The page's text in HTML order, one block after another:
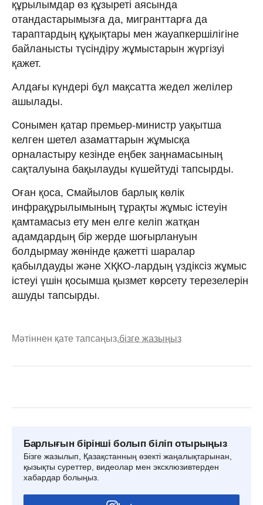
құрылымдар өз құзыреті аясында
отандастарымызға да, мигранттарға да
тараптардың құқықтары мен жауапкершілігіне
байланысты түсіндіру жұмыстарын жүргізуі
қажет.
Алдағы күндері бұл мақсатта жедел желілер
ашылады.
Сонымен қатар премьер-министр уақытша
келген шетел азаматтарын жұмысқа
орналастыру кезінде еңбек заңнамасының
сақталуына бақылауды күшейтуді тапсырды.
Оған қоса, Смайылов барлық көлік
инфрақұрылымының тұрақты жұмыс істеуін
қамтамасыз ету мен елге келіп жатқан
адамдардың бір жерде шоғырлануын
болдырмау жөнінде қажетті шаралар
қабылдауды және ХҚКО-лардың үздіксіз жұмыс
істеуі үшін қосымша қызмет көрсету терезелерін
ашуды тапсырды.
Мәтіннен қате тапсаңыз,бізге жазыңыз
Барлығын бірінші болып біліп отырыңыз
Бізге жазылып, Қазақстанның өзекті жаңалықтарынан,
қызықты суреттер, видеолар мен эксклюзивтерден
хабардар болыңыз.